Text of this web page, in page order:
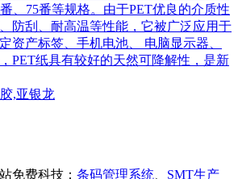
、75番等规格。由于PET优良的介质性
、防刮、耐高温等性能，它被广泛应用于
产标签、手机电池、 电脑显示器、
，PET纸具有较好的天然可降解性，是新
,亚银龙
费科技： 条码管理系统
SMT生产